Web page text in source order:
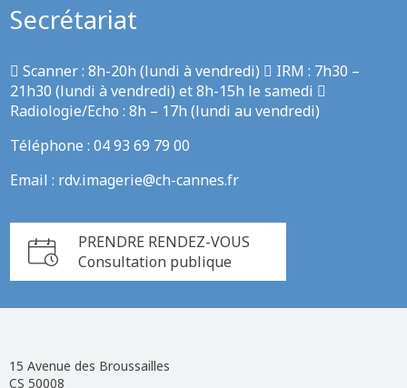
Secrétariat
 Scanner : 8h-20h (lundi à vendredi)  IRM : 7h30 –
21h30 (lundi à vendredi) et 8h-15h le samedi 
Radiologie/Echo : 8h – 17h (lundi au vendredi)
Téléphone : 04 93 69 79 00
Email : rdv.imagerie@ch-cannes.fr
PRENDRE RENDEZ-VOUS
Consultation publique
15 Avenue des Broussailles
CS 50008